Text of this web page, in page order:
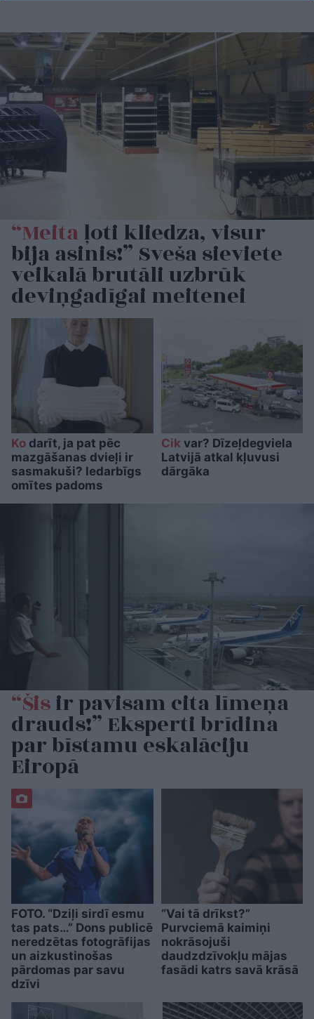
“Meitaļoti kliedza, visur
bija asinis!” Sveša sieviete
veikalā brutāli uzbrūk
deviņgadīgai meitenei
Ko darīt, ja pat pēc
mazgāšanas dvieļi ir
sasmakuši? Iedarbīgs
omītes padoms
Cik var? Dīzeļdegviela
Latvijā atkal kļuvusi
dārgāka
“Šisir pavisam cita līmeņa
drauds!” Eksperti brīdina
par bīstamu eskalāciju
Eiropā
FOTO. “Dziļi sirdī esmu
tas pats…” Dons publicē
neredzētas fotogrāfijas
un aizkustinošas
pārdomas par savu
dzīvi
“Vai tā drīkst?”
Purvciemā kaimiņi
nokrāsojuši
daudzdzīvokļu mājas
fasādi katrs savā krāsā